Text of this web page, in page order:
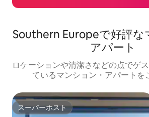
Southern Europeで好評な
アパート
ロケーションや清潔さなどの点でゲ
ているマンション・アパートを
スーパーホスト
スーパーホスト